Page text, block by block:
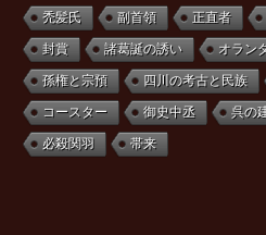
禿髪氏 副首領 正直者
封賞 諸葛誕の誘い オラン
孫権と宗預 四川の考古と民族
コースター 御史中丞 呉の
必殺関羽 帯来